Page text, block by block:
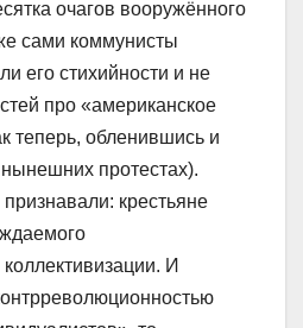
очагов вооружённого
сами коммунисты
его стихийности и не
про «американское
теперь, обленившись и
протестах).
крестьяне
И